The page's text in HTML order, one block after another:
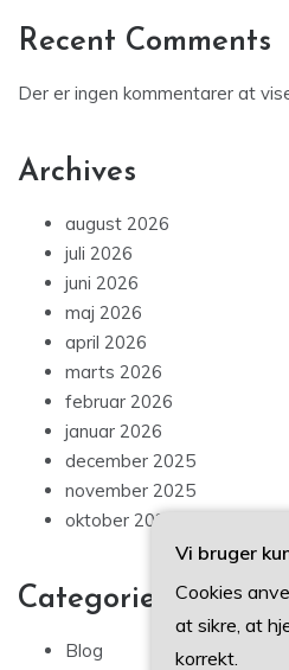
Recent Comments
Der er ingen kommentarer at
Archives
august 2026
juli 2026
juni 2026
maj 2026
april 2026
marts 2026
februar 2026
januar 2026
december 2025
november 2025
oktober 2025
Categories
Blog
Vi bruger
Cookies
at sikre, at
korrekt.